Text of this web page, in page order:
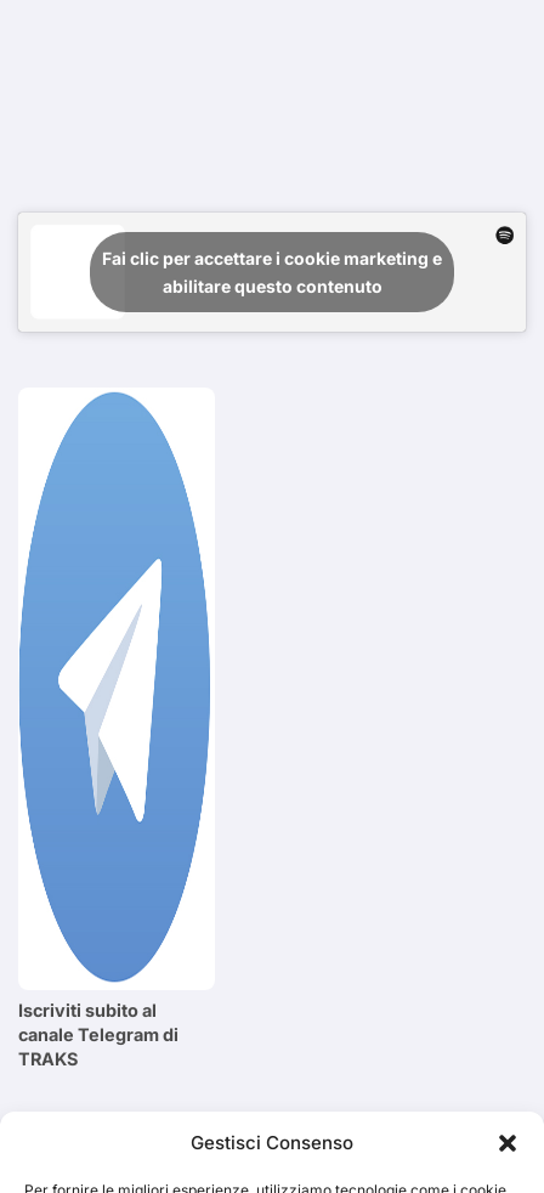
Gestisci Consenso
Fai clic per accettare i cookie marketing e
abilitare questo contenuto
Iscriviti subito al
canale Telegram di
TRAKS